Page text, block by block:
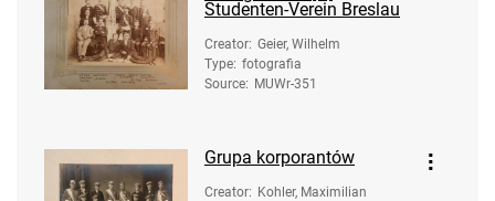
Studenten-Verein Breslau
Creator: Geier, Wilhelm
Type: fotografia
Source: MUWr-351
Grupa korporantów
Creator: Kohler, Maximilian